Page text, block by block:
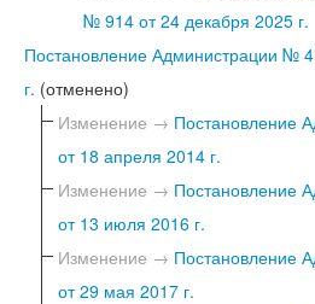
№ 914 от 24 декабря 2025 г.
Постановление Администрации №
г. (отменено)
Изменение → Постановление
от 18 апреля 2014 г.
Изменение → Постановление
от 13 июля 2016 г.
Изменение → Постановление
от 29 мая 2017 г.